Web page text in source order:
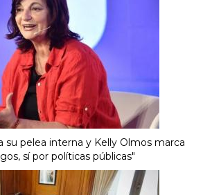
su pelea interna y Kelly Olmos marca
sí por políticas públicas"